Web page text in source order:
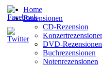
Home
Rezensionen
CD-Rezension
DVD-Rezensionen
Buchrezensionen
Notenrezensionen